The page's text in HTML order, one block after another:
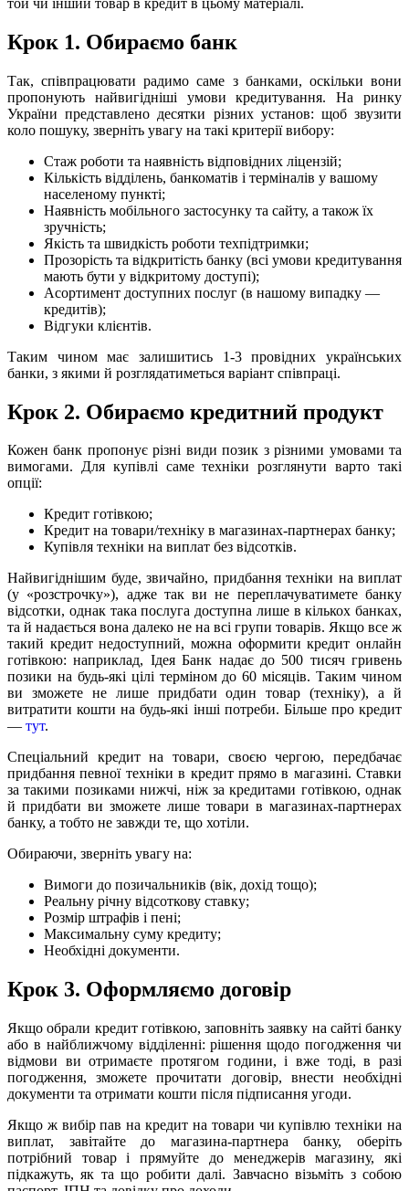
Крок 1. Обираємо банк
Так, співпрацювати радимо саме з банками, оскільки вони
пропонують найвигідніші умови кредитування. На ринку
України представлено десятки різних установ: щоб звузити
коло пошуку, зверніть увагу на такі критерії вибору:
Стаж роботи та наявність відповідних ліцензій;
Кількість відділень, банкоматів і терміналів у вашому
населеному пункті;
Наявність мобільного застосунку та сайту, а також їх
зручність;
Якість та швидкість роботи техпідтримки;
Прозорість та відкритість банку (всі умови кредитування
мають бути у відкритому доступі);
Асортимент доступних послуг (в нашому випадку —
кредитів);
Відгуки клієнтів.
Таким чином має залишитись 1-3 провідних українських
банки, з якими й розглядатиметься варіант співпраці.
Крок 2. Обираємо кредитний продукт
Кожен банк пропонує різні види позик з різними умовами та
вимогами. Для купівлі саме техніки розглянути варто такі
опції:
Кредит готівкою;
Кредит на товари/техніку в магазинах-партнерах банку;
Купівля техніки на виплат без відсотків.
Найвигіднішим буде, звичайно, придбання техніки на виплат
(у «розстрочку»), адже так ви не переплачуватимете банку
відсотки, однак така послуга доступна лише в кількох банках,
та й надається вона далеко не на всі групи товарів. Якщо все ж
такий кредит недоступний, можна оформити кредит онлайн
готівкою: наприклад, Ідея Банк надає до 500 тисяч гривень
позики на будь-які цілі терміном до 60 місяців. Таким чином
ви зможете не лише придбати один товар (техніку), а й
витратити кошти на будь-які інші потреби. Більше про кредит
— тут.
Спеціальний кредит на товари, своєю чергою, передбачає
придбання певної техніки в кредит прямо в магазині. Ставки
за такими позиками нижчі, ніж за кредитами готівкою, однак
й придбати ви зможете лише товари в магазинах-партнерах
банку, а тобто не завжди те, що хотіли.
Обираючи, зверніть увагу на:
Вимоги до позичальників (вік, дохід тощо);
Реальну річну відсоткову ставку;
Розмір штрафів і пені;
Максимальну суму кредиту;
Необхідні документи.
Крок 3. Оформляємо договір
Якщо обрали кредит готівкою, заповніть заявку на сайті банку
або в найближчому відділенні: рішення щодо погодження чи
відмови ви отримаєте протягом години, і вже тоді, в разі
погодження, зможете прочитати договір, внести необхідні
документи та отримати кошти після підписання угоди.
Якщо ж вибір пав на кредит на товари чи купівлю техніки на
виплат, завітайте до магазина-партнера банку, оберіть
потрібний товар і прямуйте до менеджерів магазину, які
підкажуть, як та що робити далі. Завчасно візьміть з собою